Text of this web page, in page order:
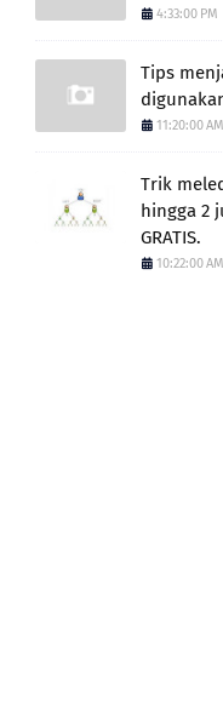
4:33:00 PM
Tips
11:20:00 AM
Trik
hingga 2
GRATIS.
10:22:00 AM